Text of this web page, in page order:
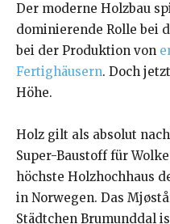
Der moderne Holzbau
dominierende Rolle bei
bei der Produktion von
Fertighäusern. Doch
Höhe.
Holz gilt als absolut
Super-Baustoff für
höchste Holzhochhaus
in Norwegen. Das
Städtchen Brumunddal